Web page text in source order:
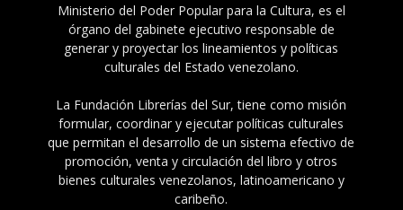
Ministerio del Poder Popular para la Cultura, es el
órgano del gabinete ejecutivo responsable de
generar y proyectar los lineamientos y políticas
culturales del Estado venezolano.
La Fundación Librerías del Sur, tiene como misión
formular, coordinar y ejecutar políticas culturales
que permitan el desarrollo de un sistema efectivo de
promoción, venta y circulación del libro y otros
bienes culturales venezolanos, latinoamericano y
caribeño.